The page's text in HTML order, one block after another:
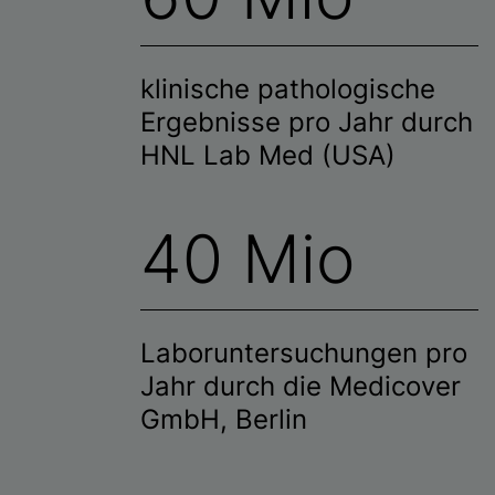
klinische pathologische
Ergebnisse pro Jahr durch
HNL Lab Med (USA)
40 Mio
Laboruntersuchungen pro
Jahr durch die Medicover
GmbH, Berlin